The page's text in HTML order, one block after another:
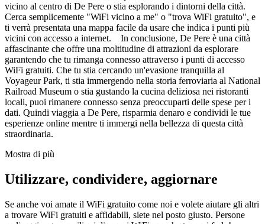
vicino al centro di De Pere o stia esplorando i dintorni della città.
Cerca semplicemente "WiFi vicino a me" o "trova WiFi gratuito", e
ti verrà presentata una mappa facile da usare che indica i punti più
vicini con accesso a internet. In conclusione, De Pere è una città
affascinante che offre una moltitudine di attrazioni da esplorare
garantendo che tu rimanga connesso attraverso i punti di accesso
WiFi gratuiti. Che tu stia cercando un'evasione tranquilla al
Voyageur Park, ti stia immergendo nella storia ferroviaria al National
Railroad Museum o stia gustando la cucina deliziosa nei ristoranti
locali, puoi rimanere connesso senza preoccuparti delle spese per i
dati. Quindi viaggia a De Pere, risparmia denaro e condividi le tue
esperienze online mentre ti immergi nella bellezza di questa città
straordinaria.
Mostra di più
Utilizzare, condividere, aggiornare
Se anche voi amate il WiFi gratuito come noi e volete aiutare gli altri
a trovare WiFi gratuiti e affidabili, siete nel posto giusto. Persone